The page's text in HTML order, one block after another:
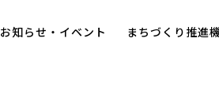
お知らせ・イベント まちづくり推進